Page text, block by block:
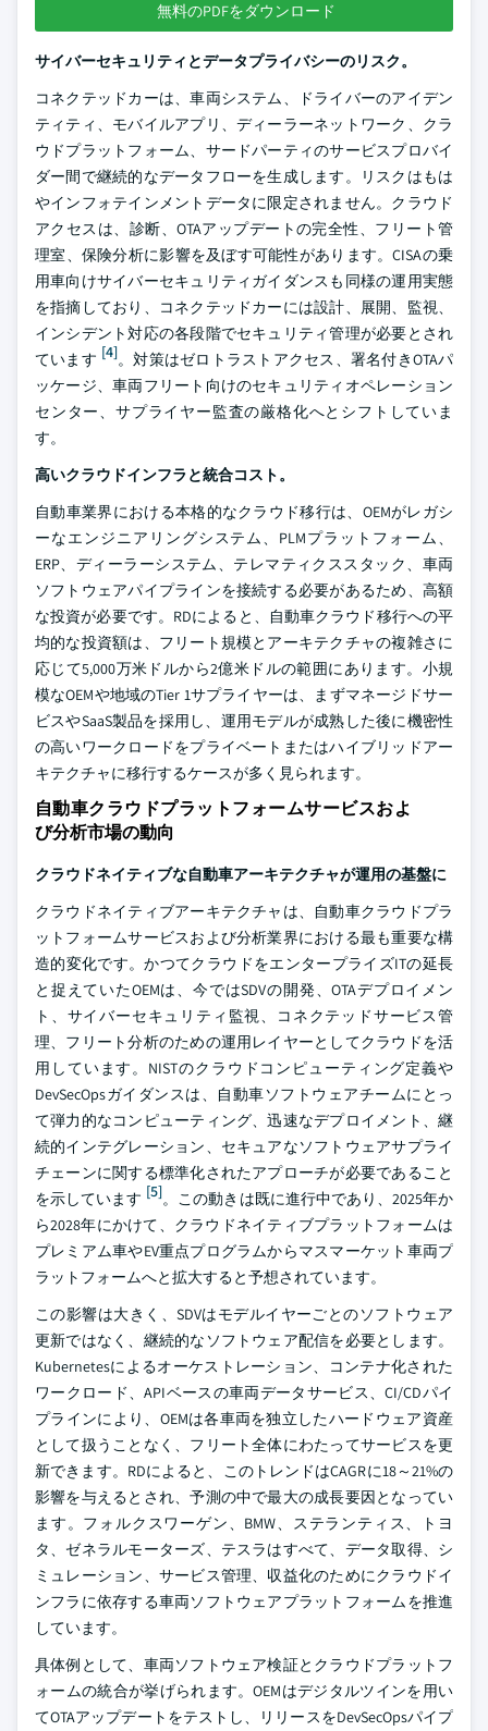
無料のPDFをダウンロード
サイバーセキュリティとデータプライバシーのリスク。
コネクテッドカーは、車両システム、ドライバーのアイデン
ティティ、モバイルアプリ、ディーラーネットワーク、クラ
ウドプラットフォーム、サードパーティのサービスプロバイ
ダー間で継続的なデータフローを生成します。リスクはもは
やインフォテインメントデータに限定されません。クラウド
アクセスは、診断、OTAアップデートの完全性、フリート管
理室、保険分析に影響を及ぼす可能性があります。CISAの乗
用車向けサイバーセキュリティガイダンスも同様の運用実態
を指摘しており、コネクテッドカーには設計、展開、監視、
インシデント対応の各段階でセキュリティ管理が必要とされ
ています [4]。対策はゼロトラストアクセス、署名付きOTAパ
ッケージ、車両フリート向けのセキュリティオペレーション
センター、サプライヤー監査の厳格化へとシフトしていま
す。
高いクラウドインフラと統合コスト。
自動車業界における本格的なクラウド移行は、OEMがレガシ
ーなエンジニアリングシステム、PLMプラットフォーム、
ERP、ディーラーシステム、テレマティクススタック、車両
ソフトウェアパイプラインを接続する必要があるため、高額
な投資が必要です。RDによると、自動車クラウド移行への平
均的な投資額は、フリート規模とアーキテクチャの複雑さに
応じて5,000万米ドルから2億米ドルの範囲にあります。小規
模なOEMや地域のTier 1サプライヤーは、まずマネージドサー
ビスやSaaS製品を採用し、運用モデルが成熟した後に機密性
の高いワークロードをプライベートまたはハイブリッドアー
キテクチャに移行するケースが多く見られます。
自動車クラウドプラットフォームサービスおよ
び分析市場の動向
クラウドネイティブな自動車アーキテクチャが運用の基盤に
クラウドネイティブアーキテクチャは、自動車クラウドプラ
ットフォームサービスおよび分析業界における最も重要な構
造的変化です。かつてクラウドをエンタープライズITの延長
と捉えていたOEMは、今ではSDVの開発、OTAデプロイメン
ト、サイバーセキュリティ監視、コネクテッドサービス管
理、フリート分析のための運用レイヤーとしてクラウドを活
用しています。NISTのクラウドコンピューティング定義や
DevSecOpsガイダンスは、自動車ソフトウェアチームにとっ
て弾力的なコンピューティング、迅速なデプロイメント、継
続的インテグレーション、セキュアなソフトウェアサプライ
チェーンに関する標準化されたアプローチが必要であること
を示しています [5]。この動きは既に進行中であり、2025年か
ら2028年にかけて、クラウドネイティブプラットフォームは
プレミアム車やEV重点プログラムからマスマーケット車両プ
ラットフォームへと拡大すると予想されています。
この影響は大きく、SDVはモデルイヤーごとのソフトウェア
更新ではなく、継続的なソフトウェア配信を必要とします。
Kubernetesによるオーケストレーション、コンテナ化された
ワークロード、APIベースの車両データサービス、CI/CDパイ
プラインにより、OEMは各車両を独立したハードウェア資産
として扱うことなく、フリート全体にわたってサービスを更
新できます。RDによると、このトレンドはCAGRに18～21%の
影響を与えるとされ、予測の中で最大の成長要因となってい
ます。フォルクスワーゲン、BMW、ステランティス、トヨ
タ、ゼネラルモーターズ、テスラはすべて、データ取得、シ
ミュレーション、サービス管理、収益化のためにクラウドイ
ンフラに依存する車両ソフトウェアプラットフォームを推進
しています。
具体例として、車両ソフトウェア検証とクラウドプラットフ
ォームの統合が挙げられます。OEMはデジタルツインを用い
てOTAアップデートをテストし、リリースをDevSecOpsパイプ